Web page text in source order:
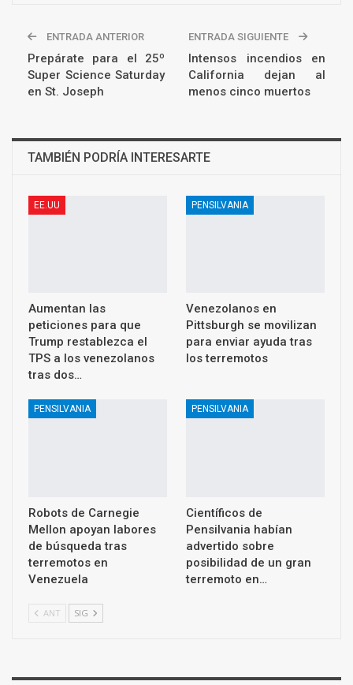
ENTRADA ANTERIOR
Prepárate para el 25º
Super Science Saturday
en St. Joseph
ENTRADA SIGUIENTE
Intensos incendios en
California dejan al
menos cinco muertos
TAMBIÉN PODRÍA INTERESARTE
EE.UU
Aumentan las
peticiones para que
Trump restablezca el
TPS a los venezolanos
tras dos…
PENSILVANIA
Venezolanos en
Pittsburgh se movilizan
para enviar ayuda tras
los terremotos
PENSILVANIA
Robots de Carnegie
Mellon apoyan labores
de búsqueda tras
terremotos en
Venezuela
PENSILVANIA
Científicos de
Pensilvania habían
advertido sobre
posibilidad de un gran
terremoto en…
ANT SIG